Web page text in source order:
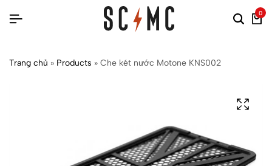
0
Trang chủ » Products » Che két nước Motone KNS002